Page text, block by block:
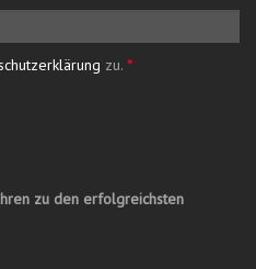
zu. *
zu den erfolgreichsten